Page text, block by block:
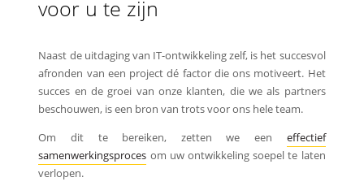
voor u te zijn
Naast de uitdaging van IT-ontwikkeling zelf, is het succesvol
afronden van een project dé factor die ons motiveert. Het
succes en de groei van onze klanten, die we als partners
beschouwen, is een bron van trots voor ons hele team.
Om dit te bereiken, zetten we een effectief
samenwerkingsproces om uw ontwikkeling soepel te laten
verlopen.